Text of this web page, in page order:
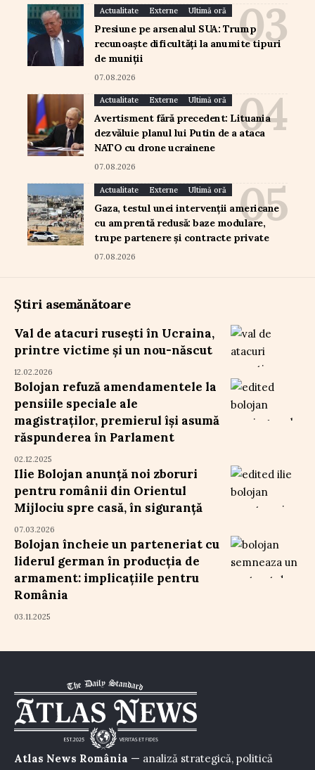
Actualitate Externe Ultimă oră
Presiune pe arsenalul SUA: Trump
recunoaște dificultăți la anumite tipuri
de muniții
07.08.2026
Actualitate Externe Ultimă oră
Avertisment fără precedent: Lituania
dezvăluie planul lui Putin de a ataca
NATO cu drone ucrainene
07.08.2026
Actualitate Externe Ultimă oră
Gaza, testul unei intervenții americane
cu amprentă redusă: baze modulare,
trupe partenere și contracte private
07.08.2026
Știri asemănătoare
Val de atacuri rusești în Ucraina,
printre victime și un nou-născut
12.02.2026
Bolojan refuză amendamentele la
pensiile speciale ale
magistraților, premierul își asumă
răspunderea în Parlament
02.12.2025
Ilie Bolojan anunță noi zboruri
pentru românii din Orientul
Mijlociu spre casă, în siguranță
07.03.2026
Bolojan încheie un parteneriat cu
liderul german în producția de
armament: implicațiile pentru
România
03.11.2025
Atlas News România — analiză strategică, politică